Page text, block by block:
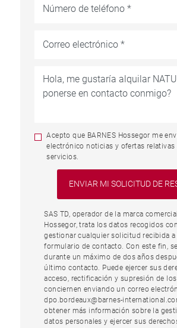
Acepto que BARNES Hossegor me
electrónico noticias y ofertas relativas
servicios.
SAS TD, operador de la marca
Hossegor, trata los datos recogidos
gestionar cualquier solicitud recibida a
formulario de contacto. Con este fin,
durante un máximo de dos años
último contacto. Puede ejercer sus
acceso, rectificación y supresión de
conciernen enviando un correo
dpo.bordeaux@barnes-
obtener más información sobre la
datos personales y ejercer sus